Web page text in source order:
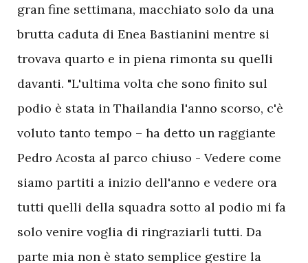
gran fine settimana, macchiato solo da una
brutta caduta di Enea Bastianini mentre si
trovava quarto e in piena rimonta su quelli
davanti. "L'ultima volta che sono finito sul
podio è stata in Thailandia l'anno scorso, c'è
voluto tanto tempo – ha detto un raggiante
Pedro Acosta al parco chiuso - Vedere come
siamo partiti a inizio dell'anno e vedere ora
tutti quelli della squadra sotto al podio mi fa
solo venire voglia di ringraziarli tutti. Da
parte mia non è stato semplice gestire la